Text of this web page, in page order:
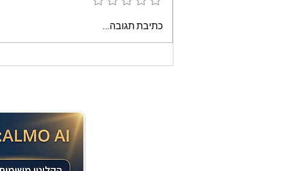
עוגת שוקולד קלה וממכרת
כתיבת תגובה...